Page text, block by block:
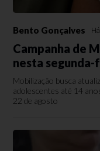
Bento Gonçalves
Campanha de
nesta segunda-
Mobilização busca
adolescentes até 14
22 de agosto